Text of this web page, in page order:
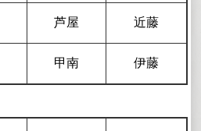
芦屋 近藤
甲南 伊藤